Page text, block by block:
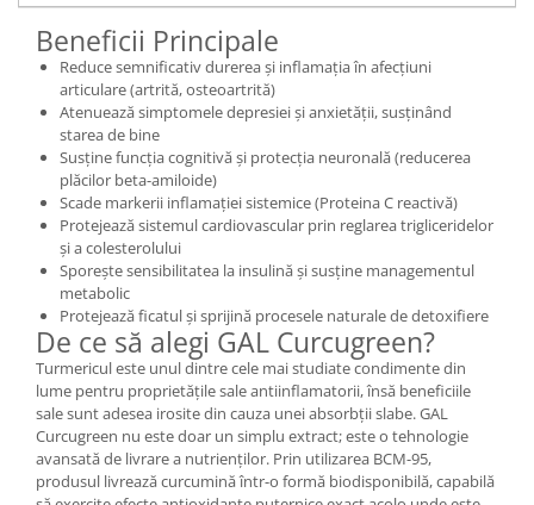
Beneficii Principale
Reduce semnificativ durerea și inflamația în afecțiuni
articulare (artrită, osteoartrită)
Atenuează simptomele depresiei și anxietății, susținând
starea de bine
Susține funcția cognitivă și protecția neuronală (reducerea
plăcilor beta-amiloide)
Scade markerii inflamației sistemice (Proteina C reactivă)
Protejează sistemul cardiovascular prin reglarea trigliceridelor
și a colesterolului
Sporește sensibilitatea la insulină și susține managementul
metabolic
Protejează ficatul și sprijină procesele naturale de detoxifiere
De ce să alegi GAL Curcugreen?
Turmericul este unul dintre cele mai studiate condimente din
lume pentru proprietățile sale antiinflamatorii, însă beneficiile
sale sunt adesea irosite din cauza unei absorbții slabe. GAL
Curcugreen nu este doar un simplu extract; este o tehnologie
avansată de livrare a nutrienților. Prin utilizarea BCM-95,
produsul livrează curcumină într-o formă biodisponibilă, capabilă